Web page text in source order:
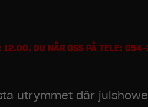
12.00. DU NÅR OSS PÅ TELE:
utrymmet där